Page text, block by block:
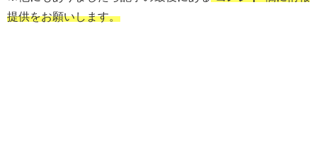
提供をお願いします。